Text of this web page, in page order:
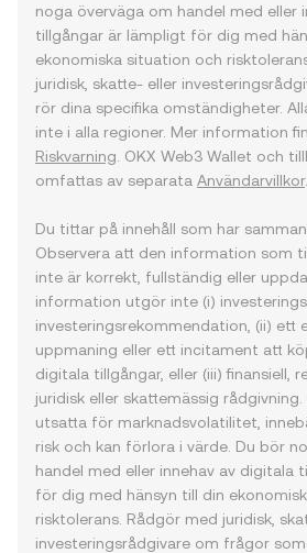
noga överväga om handel med eller
tillgångar är lämpligt för dig med
ekonomiska situation och
juridisk, skatte- eller
rör dina specifika omständigheter.
inte i alla regioner. Mer information
Riskvarning . OKX Web3 Wallet och
omfattas av separata Användarvillkor.
Du tittar på innehåll som har
Observera att den information som
inte är korrekt, fullständig eller
information utgör inte (i)
investeringsrekommendation, (ii) ett
uppmaning eller ett incitament att
digitala tillgångar, eller (iii) finansiell,
juridisk eller skattemässig
utsatta för marknadsvolatilitet,
risk och kan förlora i värde. Du bör
handel med eller innehav av digitala
för dig med hänsyn till din
risktolerans. Rådgör med juridisk,
investeringsrådgivare om frågor